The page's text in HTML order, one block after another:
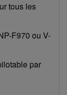
tous les
F970 ou V-
par